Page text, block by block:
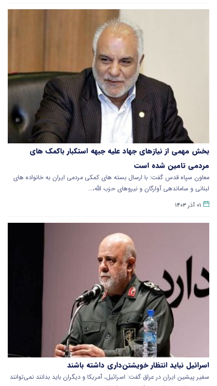
بخش مهمی از نیازهای جهاد علیه جبهه استکبار باکمک های
مردمی تامین شده است
معاون سپاه قدس گفت: با ارسال بسته های کمکی مردمی ایران به خانواده های
لبنانی و ساماندهی آوارگان و نیروهای حزب الله،…
۰۱ آذر ۱۴۰۳
اسرائیل نباید انتظار خویشتن‌داری داشته باشند
سفیر پیشین ایران در عراق گفت: اسرائیل، آمریکا و دیگران باید بدانند نمی‌توانند